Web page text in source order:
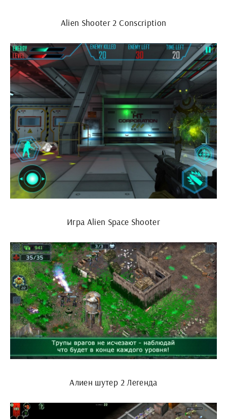
Alien Shooter 2 Conscription
Игра Alien Space Shooter
Алиен шутер 2 Легенда